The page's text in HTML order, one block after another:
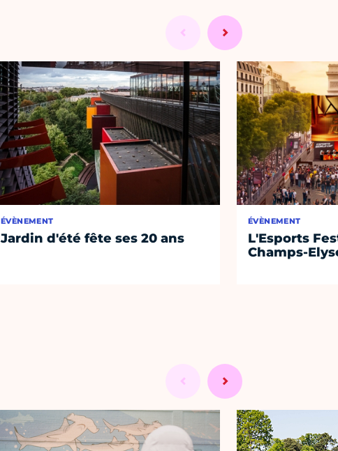
ÉVÈNEMENT
Jardin d'été fête ses 20 ans
ÉVÈNEMENT
L'Esports
Champs-